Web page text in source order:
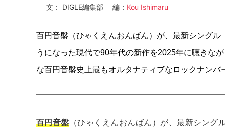
文： DIGLE編集部 編： Kou Ishimaru
百円音盤（ひゃくえんおんばん）が、最新シング
うになった現代で90年代の新作を2025年に聴きな
な百円音盤史上最もオルタナティブなロックナンバ
百円音盤（ひゃくえんおんばん）が、最新シング